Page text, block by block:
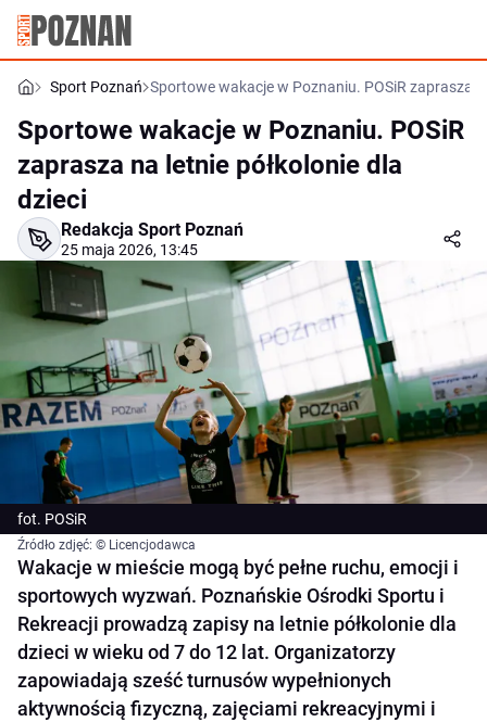
Sport Poznań Sportowe wakacje w Poznaniu. POSiR zaprasza
Sportowe wakacje w Poznaniu. POSiR
zaprasza na letnie półkolonie dla
dzieci
Redakcja Sport Poznań
25 maja 2026, 13:45
fot. POSiR
Źródło zdjęć: © Licencjodawca
Wakacje w mieście mogą być pełne ruchu, emocji i
sportowych wyzwań. Poznańskie Ośrodki Sportu i
Rekreacji prowadzą zapisy na letnie półkolonie dla
dzieci w wieku od 7 do 12 lat. Organizatorzy
zapowiadają sześć turnusów wypełnionych
aktywnością fizyczną, zajęciami rekreacyjnymi i